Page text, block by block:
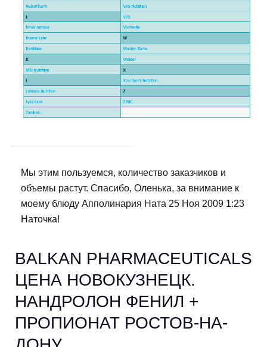
Мы этим пользуемся, количество заказчиков и
объемы растут. Спасибо, Оленька, за внимание к
моему блюду Апполинария Ната 25 Ноя 2009 1:23
Наточка!
BALKAN PHARMACEUTICALS
ЦЕНА НОВОКУЗНЕЦК.
НАНДРОЛОН ФЕНИЛ +
ПРОПИОНАТ РОСТОВ-НА-